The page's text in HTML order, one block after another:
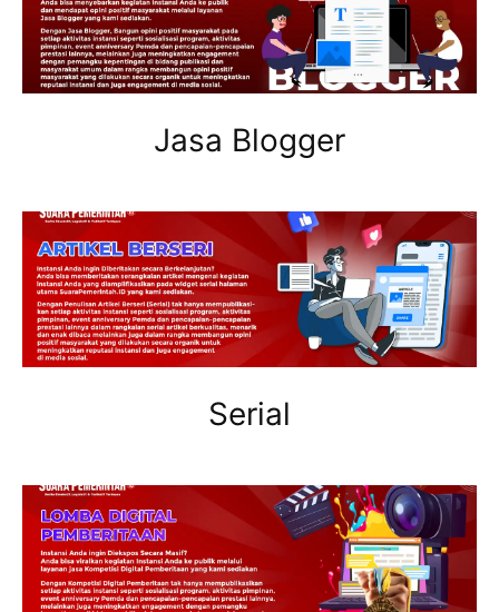
Jasa Blogger
Serial